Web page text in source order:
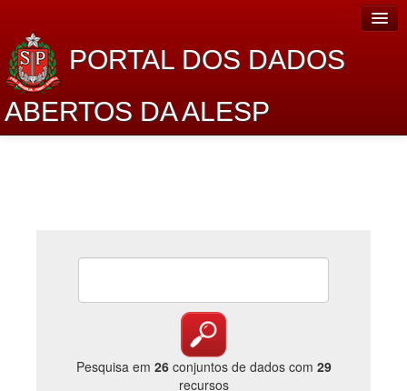
PORTAL DOS DADOS
ABERTOS DA ALESP
Lei de Acesso à Informação
Catálogo de dados
Pesquisa em 26conjuntos de dados com 29
recursos